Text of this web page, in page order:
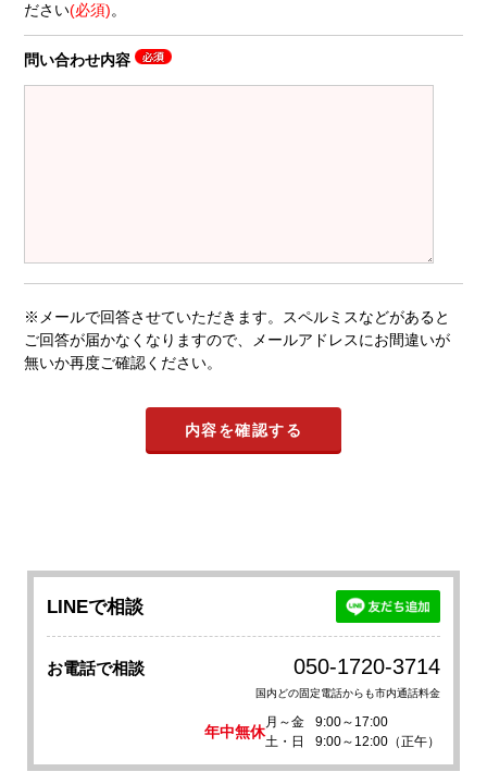
ださい(必須)。
問い合わせ内容
※メールで回答させていただきます。スペルミスなどがあると
ご回答が届かなくなりますので、メールアドレスにお間違いが
無いか再度ご確認ください。
LINEで相談
お電話で相談 050-1720-3714
国内どの固定電話からも市内通話料金
年中無休
月～金
9:00～17:00
土・日
9:00～12:00（正午）